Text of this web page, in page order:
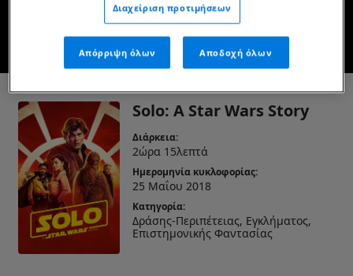
ΑΓΟΡΑΣΤΕ ΤΗΝ ΤΑΙΝΙΑ
* Ισχύουν όροι και προϋποθέσεις
Solo: A Star Wars Story
Διάρκεια:
2ώρα 15λεπτά
Ημερομηνία κυκλοφορίας:
25 Μαΐου 2018
Κατηγορία:
Δράσης-Περιπέτειας, Εγκλήματος,
Επιστημονικής Φαντασίας
Διαχείριση προτιμήσεων
Απόρριψη όλων Αποδοχή όλων